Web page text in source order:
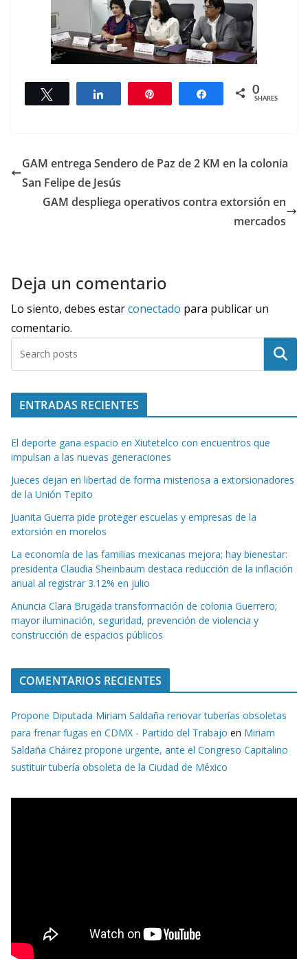
Share 0
SHARES
GAM entrega Sendero de Paz de 2 KM en la colonia
San Felipe de Jesús
GAM despliega operativos contra extorsión en
mercados
Deja un comentario
Lo siento, debes estarconectado para publicar un
comentario.
Buscar
ENTRADAS RECIENTES
El deporte gana espacio en Xiutetelco con encuentros que
impulsan a las nuevas generaciones
Jueces dejan en libertad de forma misteriosa a extorsionadores
de la Unión Tepito
Juanita Guerra pide proteger escuelas y empresas de la
extorsión en morelos
La economía de las familias mexicanas mejora; hay bienestar:
presidenta Claudia Sheinbaum destaca reducción de la inflación
anual al registrar 3.12% en julio
Anuncia Clara Brugada transformación de colonia Guerrero;
mayor iluminación, seguridad, prevención de violencia y
construcción de espacios públicos
COMENTARIOS RECIENTES
Propone Diputada Miriam Saldaña renovar tuberías obsoletas
para frenar fugas en CDMX - Partido del Trabajo en Miriam
Saldaña Cháirez propone urgente, ante el Congreso Capitalino
sustituir tubería obsoleta de la Ciudad de México